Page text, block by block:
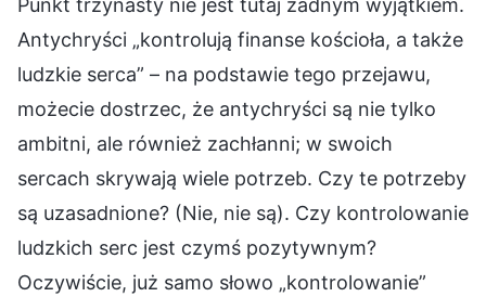
Punkt trzynasty nie jest tutaj żadnym wyjątkiem.
Antychryści „kontrolują finanse kościoła, a także
ludzkie serca” – na podstawie tego przejawu,
możecie dostrzec, że antychryści są nie tylko
ambitni, ale również zachłanni; w swoich
sercach skrywają wiele potrzeb. Czy te potrzeby
są uzasadnione? (Nie, nie są). Czy kontrolowanie
ludzkich serc jest czymś pozytywnym?
Oczywiście, już samo słowo „kontrolowanie”